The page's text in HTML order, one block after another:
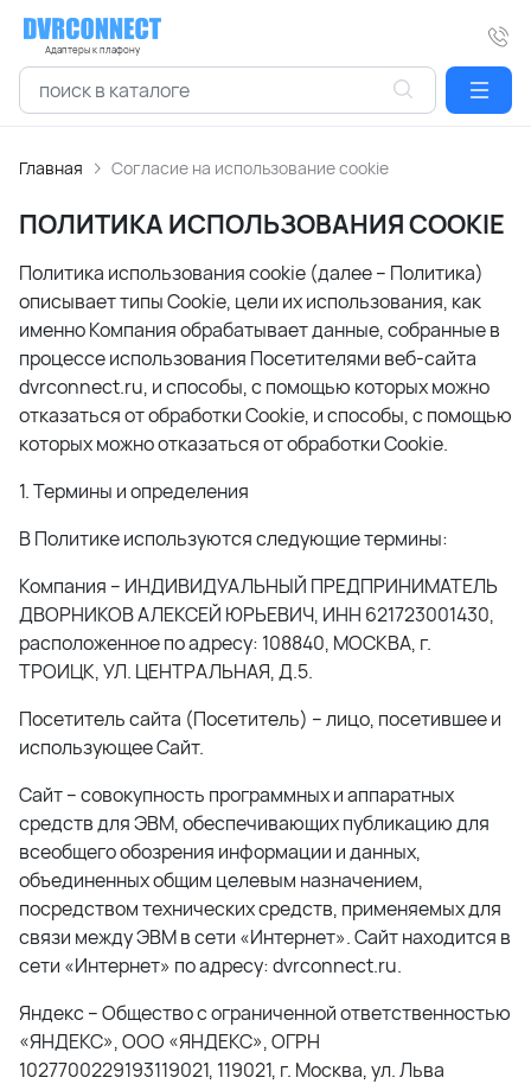
Адаптеры к плафону
Главная Согласие на использование cookie
ПОЛИТИКА ИСПОЛЬЗОВАНИЯ COOKIE
Политика использования cookie (далее – Политика)
описывает типы Cookie, цели их использования, как
именно Компания обрабатывает данные, собранные в
процессе использования Посетителями веб-сайта
dvrconnect.ru, и способы, с помощью которых можно
отказаться от обработки Cookie, и способы, с помощью
которых можно отказаться от обработки Cookie.
1. Термины и определения
В Политике используются следующие термины:
Компания – ИНДИВИДУАЛЬНЫЙ ПРЕДПРИНИМАТЕЛЬ
ДВОРНИКОВ АЛЕКСЕЙ ЮРЬЕВИЧ, ИНН 621723001430,
расположенное по адресу: 108840, МОСКВА, г.
ТРОИЦК, УЛ. ЦЕНТРАЛЬНАЯ, Д.5.
Посетитель сайта (Посетитель) – лицо, посетившее и
использующее Сайт.
Сайт – совокупность программных и аппаратных
средств для ЭВМ, обеспечивающих публикацию для
всеобщего обозрения информации и данных,
объединенных общим целевым назначением,
посредством технических средств, применяемых для
связи между ЭВМ в сети «Интернет». Сайт находится в
сети «Интернет» по адресу: dvrconnect.ru.
Яндекс – Общество с ограниченной ответственностью
«ЯНДЕКС», ООО «ЯНДЕКС», ОГРН
1027700229193119021, 119021, г. Москва, ул. Льва